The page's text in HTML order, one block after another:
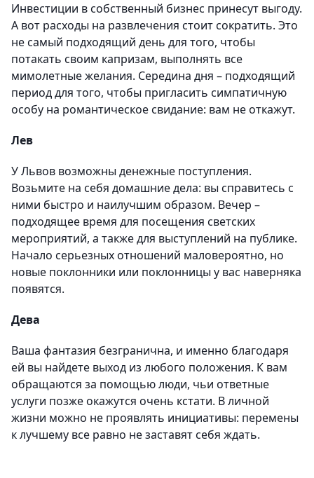
Инвестиции в собственный бизнес принесут выгоду.
А вот расходы на развлечения стоит сократить. Это
не самый подходящий день для того, чтобы
потакать своим капризам, выполнять все
мимолетные желания. Середина дня – подходящий
период для того, чтобы пригласить симпатичную
особу на романтическое свидание: вам не откажут.
Лев
У Львов возможны денежные поступления.
Возьмите на себя домашние дела: вы справитесь с
ними быстро и наилучшим образом. Вечер –
подходящее время для посещения светских
мероприятий, а также для выступлений на публике.
Начало серьезных отношений маловероятно, но
новые поклонники или поклонницы у вас наверняка
появятся.
Дева
Ваша фантазия безгранична, и именно благодаря
ей вы найдете выход из любого положения. К вам
обращаются за помощью люди, чьи ответные
услуги позже окажутся очень кстати. В личной
жизни можно не проявлять инициативы: перемены
к лучшему все равно не заставят себя ждать.